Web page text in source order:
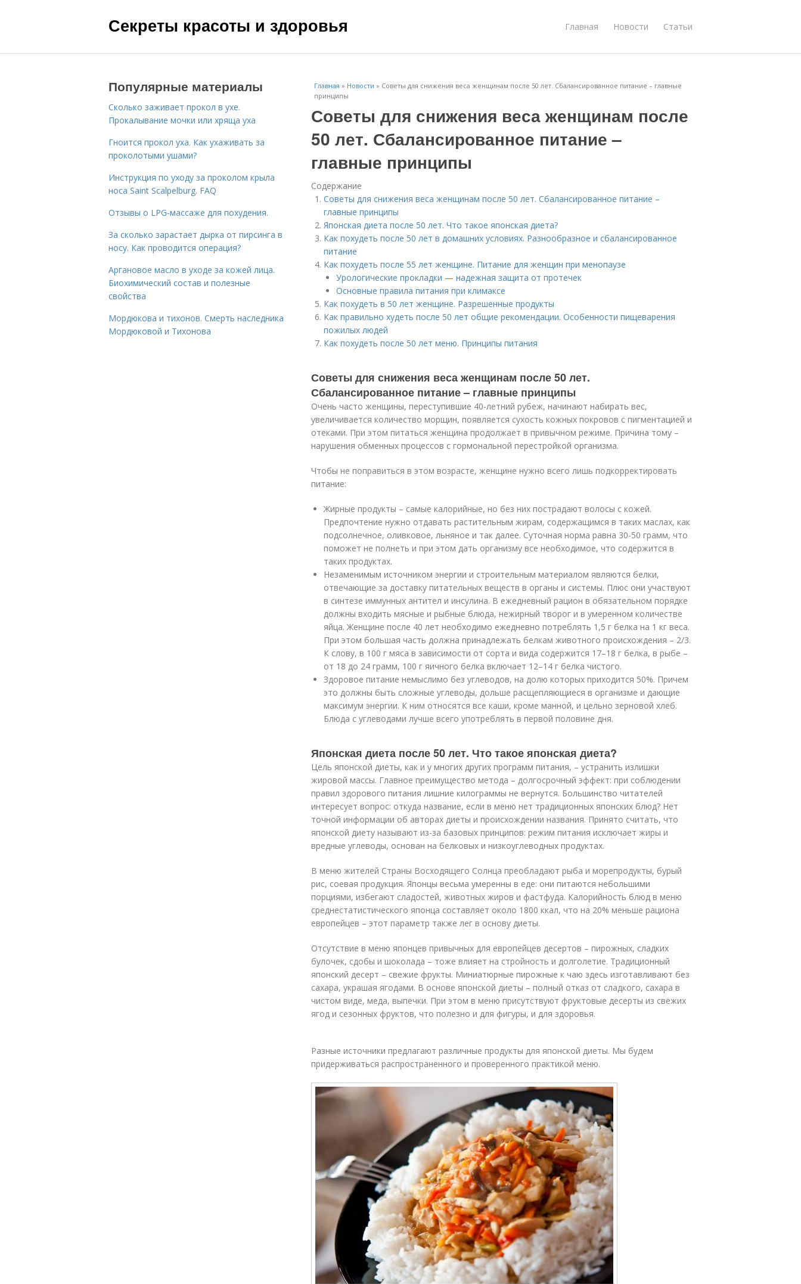
Секреты красоты и здоровья Главная Новости Статьи
Главная » Новости » Советы для снижения веса женщинам после 50 лет. Сбалансированное питание – главные
принципы
Советы для снижения веса женщинам после
50 лет. Сбалансированное питание –
главные принципы
Содержание
Советы для снижения веса женщинам после 50 лет. Сбалансированное питание –
главные принципы
Японская диета после 50 лет. Что такое японская диета?
Как похудеть после 50 лет в домашних условиях. Разнообразное и сбалансированное
питание
Как похудеть после 55 лет женщине. Питание для женщин при менопаузе
Урологические прокладки — надежная защита от протечек
Основные правила питания при климаксе
Как похудеть в 50 лет женщине. Разрешенные продукты
Как правильно худеть после 50 лет общие рекомендации. Особенности пищеварения
пожилых людей
Как похудеть после 50 лет меню. Принципы питания
Советы для снижения веса женщинам после 50 лет.
Сбалансированное питание – главные принципы
Очень часто женщины, переступившие 40-летний рубеж, начинают набирать вес,
увеличивается количество морщин, появляется сухость кожных покровов с пигментацией и
отеками. При этом питаться женщина продолжает в привычном режиме. Причина тому –
нарушения обменных процессов с гормональной перестройкой организма.
Чтобы не поправиться в этом возрасте, женщине нужно всего лишь подкорректировать
питание:
Жирные продукты – самые калорийные, но без них пострадают волосы с кожей.
Предпочтение нужно отдавать растительным жирам, содержащимся в таких маслах, как
подсолнечное, оливковое, льняное и так далее. Суточная норма равна 30-50 грамм, что
поможет не полнеть и при этом дать организму все необходимое, что содержится в
таких продуктах.
Незаменимым источником энергии и строительным материалом являются белки,
отвечающие за доставку питательных веществ в органы и системы. Плюс они участвуют
в синтезе иммунных антител и инсулина. В ежедневный рацион в обязательном порядке
должны входить мясные и рыбные блюда, нежирный творог и в умеренном количестве
яйца. Женщине после 40 лет необходимо ежедневно потреблять 1,5 г белка на 1 кг веса.
При этом большая часть должна принадлежать белкам животного происхождения – 2/3.
К слову, в 100 г мяса в зависимости от сорта и вида содержится 17–18 г белка, в рыбе –
от 18 до 24 грамм, 100 г яичного белка включает 12–14 г белка чистого.
Здоровое питание немыслимо без углеводов, на долю которых приходится 50%. Причем
это должны быть сложные углеводы, дольше расщепляющиеся в организме и дающие
максимум энергии. К ним относятся все каши, кроме манной, и цельно зерновой хлеб.
Блюда с углеводами лучше всего употреблять в первой половине дня.
Японская диета после 50 лет. Что такое японская диета?
Цель японской диеты, как и у многих других программ питания, – устранить излишки
жировой массы. Главное преимущество метода – долгосрочный эффект: при соблюдении
правил здорового питания лишние килограммы не вернутся. Большинство читателей
интересует вопрос: откуда название, если в меню нет традиционных японских блюд? Нет
точной информации об авторах диеты и происхождении названия. Принято считать, что
японской диету называют из-за базовых принципов: режим питания исключает жиры и
вредные углеводы, основан на белковых и низкоуглеводных продуктах.
В меню жителей Страны Восходящего Солнца преобладают рыба и морепродукты, бурый
рис, соевая продукция. Японцы весьма умеренны в еде: они питаются небольшими
порциями, избегают сладостей, животных жиров и фастфуда. Калорийность блюд в меню
среднестатистического японца составляет около 1800 ккал, что на 20% меньше рациона
европейцев – этот параметр также лег в основу диеты.
Отсутствие в меню японцев привычных для европейцев десертов – пирожных, сладких
булочек, сдобы и шоколада – тоже влияет на стройность и долголетие. Традиционный
японский десерт – свежие фрукты. Миниатюрные пирожные к чаю здесь изготавливают без
сахара, украшая ягодами. В основе японской диеты – полный отказ от сладкого, сахара в
чистом виде, меда, выпечки. При этом в меню присутствуют фруктовые десерты из свежих
ягод и сезонных фруктов, что полезно и для фигуры, и для здоровья.
Разные источники предлагают различные продукты для японской диеты. Мы будем
придерживаться распространенного и проверенного практикой меню.
Популярные материалы
Сколько заживает прокол в ухе.
Прокалывание мочки или хряща уха
Гноится прокол уха. Как ухаживать за
проколотыми ушами?
Инструкция по уходу за проколом крыла
носа Saint Scalpelburg. FAQ
Отзывы о LPG-массаже для похудения.
За сколько зарастает дырка от пирсинга в
носу. Как проводится операция?
Аргановое масло в уходе за кожей лица.
Биохимический состав и полезные
свойства
Мордюкова и тихонов. Смерть наследника
Мордюковой и Тихонова